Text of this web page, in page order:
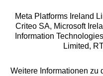
Alle Preise inkl. MwSt., zzgl.
** Bonität vorausgesetzt, berechtigt
Meta Platforms Ireland
Criteo SA, Microsoft
Information
Limited,
Weitere Informationen zu